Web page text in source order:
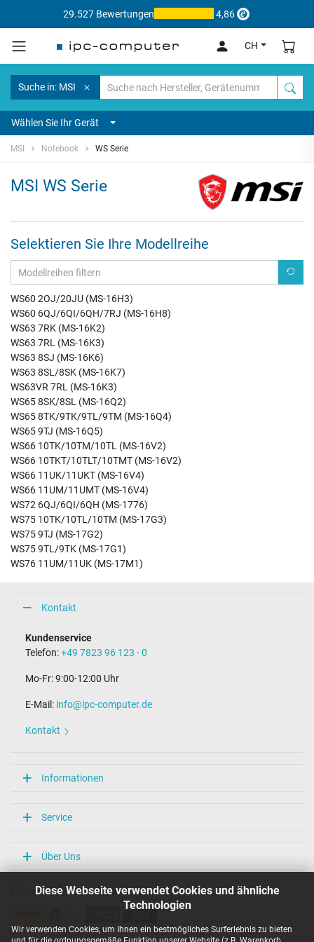
Diese Webseite verwendet Cookies und ähnliche
Technologien
Wir verwenden Cookies, um Ihnen ein bestmögliches Surferlebnis zu bieten
29.527 Bewertungen 4,86
CH
Suche in: MSI
Wählen Sie Ihr Gerät
MSI Notebook WS Serie
MSI WS Serie
Selektieren Sie Ihre Modellreihe
WS60 2OJ/20JU (MS-16H3)
WS60 6QJ/6QI/6QH/7RJ (MS-16H8)
WS63 7RK (MS-16K2)
WS63 7RL (MS-16K3)
WS63 8SJ (MS-16K6)
WS63 8SL/8SK (MS-16K7)
WS63VR 7RL (MS-16K3)
WS65 8SK/8SL (MS-16Q2)
WS65 8TK/9TK/9TL/9TM (MS-16Q4)
WS65 9TJ (MS-16Q5)
WS66 10TK/10TM/10TL (MS-16V2)
WS66 10TKT/10TLT/10TMT (MS-16V2)
WS66 11UK/11UKT (MS-16V4)
WS66 11UM/11UMT (MS-16V4)
WS72 6QJ/6QI/6QH (MS-1776)
WS75 10TK/10TL/10TM (MS-17G3)
WS75 9TJ (MS-17G2)
WS75 9TL/9TK (MS-17G1)
WS76 11UM/11UK (MS-17M1)
Kontakt
Kundenservice
Telefon:+49 7823 96 123 - 0
Mo-Fr: 9:00-12:00 Uhr
E-Mail: info@ipc-computer.de
Kontakt
Informationen
Service
Über Uns
Unsere Versandarten